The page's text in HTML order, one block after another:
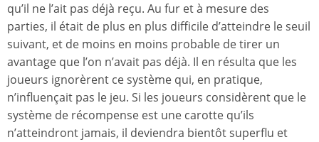
qu’il ne l’ait pas déjà reçu. Au fur et à mesure des
parties, il était de plus en plus difficile d’atteindre le seuil
suivant, et de moins en moins probable de tirer un
avantage que l’on n’avait pas déjà. Il en résulta que les
joueurs ignorèrent ce système qui, en pratique,
n’influençait pas le jeu. Si les joueurs considèrent que le
système de récompense est une carotte qu’ils
n’atteindront jamais, il deviendra bientôt superflu et